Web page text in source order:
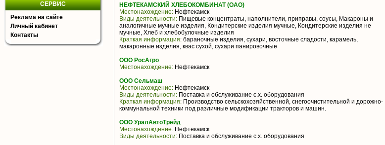
СЕРВИС
Реклама на сайте
Личный кабинет
Контакты
НЕФТЕКАМСКИЙ ХЛЕБОКОМБИНАТ (ОАО)
Местонахождение: Нефтекамск
Виды деятельности: Пищевые концентраты, наполнители, приправы, соусы, Макароны и
аналогичные мучные изделия, Кондитерские изделия мучные, Кондитерские изделия не
мучные, Хлеб и хлебобулочные изделия
Краткая информация: бараночные изделия, сухари, восточные сладости, карамель,
макаронные изделия, квас сухой, сухари панировочные
ООО РосАгро
Местонахождение: Нефтекамск
ООО Сельмаш
Местонахождение: Нефтекамск
Виды деятельности: Поставка и обслуживание с.х. оборудования
Краткая информация: Производство сельскохозяйственной, снегоочистительной и дорожно-
коммунальной техники под различные модификации тракторов и машин.
ООО УралАвтоТрейд
Местонахождение: Нефтекамск
Виды деятельности: Поставка и обслуживание с.х. оборудования